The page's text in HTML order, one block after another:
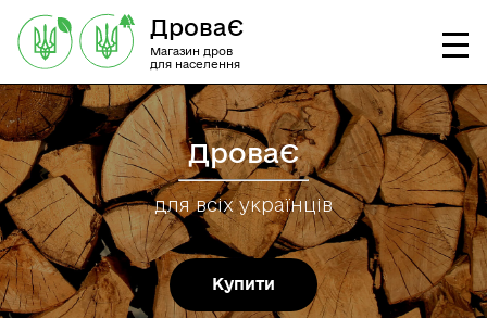
ДроваЄ
Магазин дров
для населення
ДроваЄ
для всіх українців
Купити